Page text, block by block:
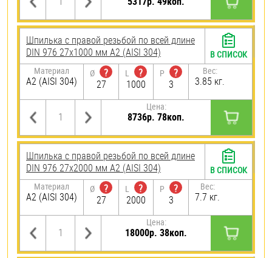
Шпилька с правой резьбой по всей длине
DIN 976 27х1000 мм А2 (AISI 304)
Материал
А2 (AISI 304)
Ø
?
27
L
?
1000
P
?
3
Вес:
3.85 кг.
Цена:
8736р. 78коп.
В СПИСОК
Шпилька с правой резьбой по всей длине
DIN 976 27х2000 мм А2 (AISI 304)
Материал
А2 (AISI 304)
Ø
?
27
L
?
2000
P
?
3
Вес:
7.7 кг.
Цена:
18000р. 38коп.
В СПИСОК